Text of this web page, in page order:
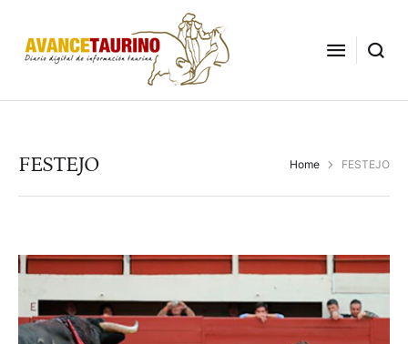
FESTEJO Home FESTEJO